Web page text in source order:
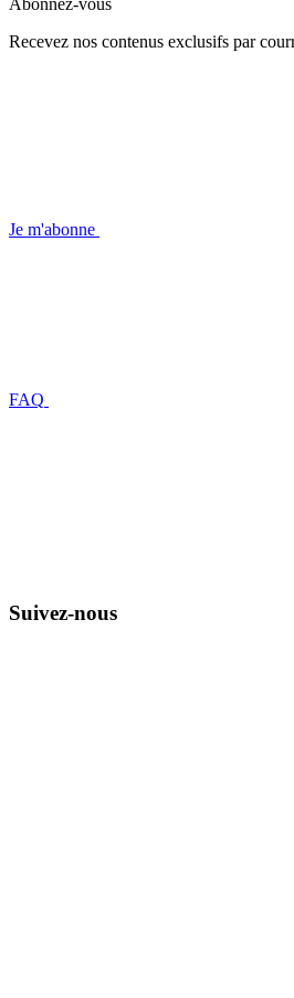
Abonnez-vous
Recevez nos contenus exclusifs par
Je m'abonne
FAQ
Suivez-nous